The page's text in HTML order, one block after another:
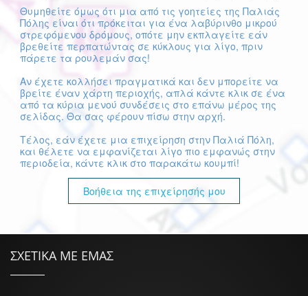
Θυμηθείτε όμως ότι μια από τις γοητείες της Παλιάς
Πόλης είναι ότι πρόκειται για ένα λαβύρινθο μικρού
στρεφόμενου δρόμους, οπότε μην εκπλαγείτε εάν
βρεθείτε περπατώντας σε κύκλους για λίγο, πριν
πάρετε τα ρουλεμάν σας!
Αν έχετε κολλήσει πραγματικά και δεν μπορείτε να
βρείτε έναν χάρτη περιοχής, απλά κάντε κλικ σε ένα
από τα κύρια μενού συνδέσεις στο επάνω μέρος της
σελίδας. Θα σας φέρουν πίσω στην αρχή.
Τέλος, εάν έχετε μια επιχείρηση στην Παλιά Πόλη,
και θέλετε να εμφανίζεται λίγο πιο εμφανώς στην
περιοδεία, κάντε κλικ στο παρακάτω κουμπί!
Βοήθεια της επιχείρησής μου
ΣΧΕΤΙΚΑ ΜΕ ΕΜΑΣ